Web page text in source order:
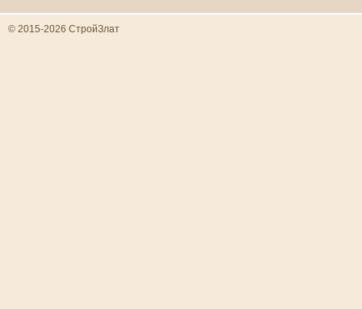
© 2015-2026 СтройЗлат